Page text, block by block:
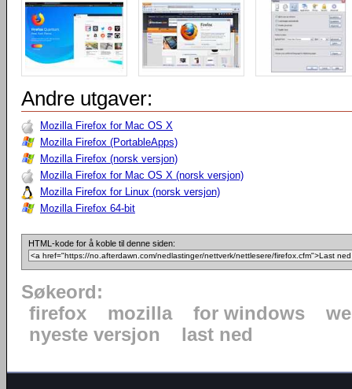
Andre utgaver:
Mozilla Firefox for Mac OS X
Mozilla Firefox (PortableApps)
Mozilla Firefox (norsk versjon)
Mozilla Firefox for Mac OS X (norsk versjon)
Mozilla Firefox for Linux (norsk versjon)
Mozilla Firefox 64-bit
HTML-kode for å koble til denne siden:
Søkeord:
firefox
mozilla for windows
nyeste versjon
last ned